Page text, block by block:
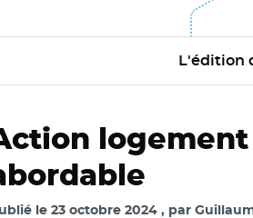
L'édition
le 23 octobre 2024 par